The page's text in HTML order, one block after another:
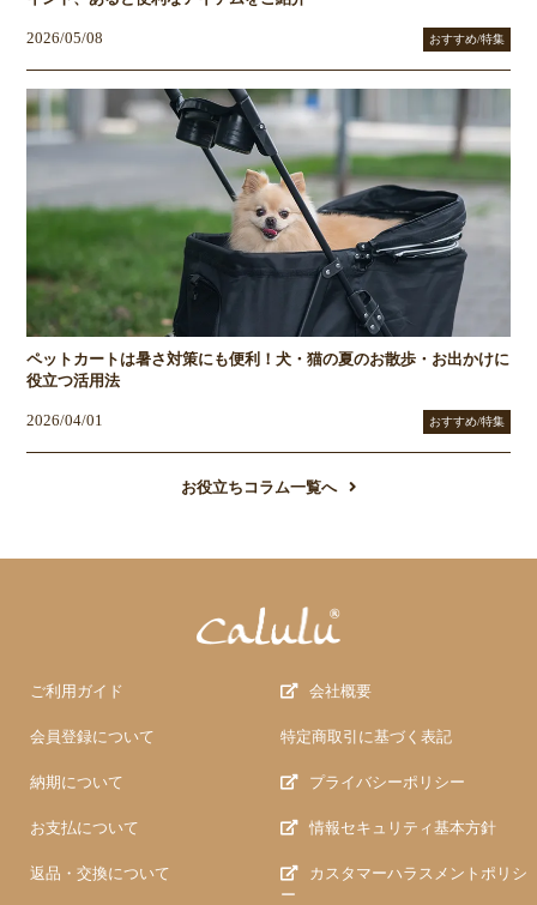
2026/05/08 おすすめ/特集
ペットカートは暑さ対策にも便利！犬・猫の夏のお散歩・お出かけに
役立つ活用法
2026/04/01 おすすめ/特集
お役立ちコラム一覧へ
ご利用ガイド
会員登録について
納期について
お支払について
返品・交換について
会社概要
特定商取引に基づく表記
プライバシーポリシー
情報セキュリティ基本方針
カスタマーハラスメントポリシ
ー